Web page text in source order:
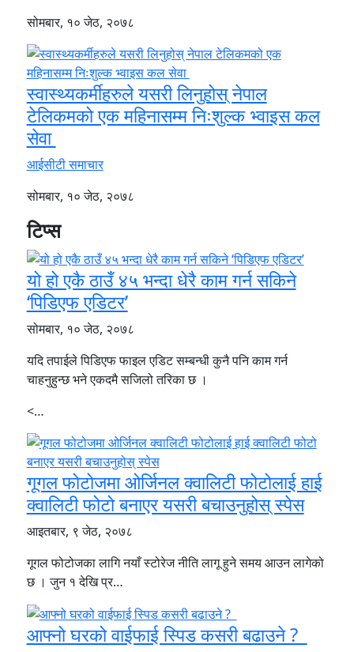
सोमबार, १० जेठ, २०७८
स्वास्थ्यकर्मीहरुले यसरी लिनुहोस् नेपाल
टेलिकमको एक महिनासम्म निःशुल्क भ्वाइस कल
सेवा
आईसीटी समाचार
सोमबार, १० जेठ, २०७८
टिप्स
यो हो एकै ठाउँ ४५ भन्दा धेरै काम गर्न सकिने
‘पिडिएफ एडिटर’
सोमबार, १० जेठ, २०७८
यदि तपाईले पिडिएफ फाइल एडिट सम्बन्धी कुनै पनि काम गर्न
चाहनुहुन्छ भने एकदमै सजिलो तरिका छ ।
<…
गूगल फोटोजमा ओर्जिनल क्वालिटी फोटोलाई हाई
क्वालिटी फोटो बनाएर यसरी बचाउनुहोस् स्पेस
आइतबार, ९ जेठ, २०७८
गूगल फोटोजका लागि नयाँ स्टोरेज नीति लागू हुने समय आउन लागेको
छ । जुन १ देखि प्र…
आफ्नो घरको वाईफाई स्पिड कसरी बढाउने ?